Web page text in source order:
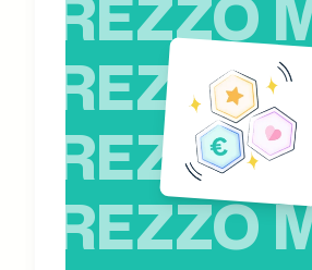
PREZZO
PREZZO
PREZZO